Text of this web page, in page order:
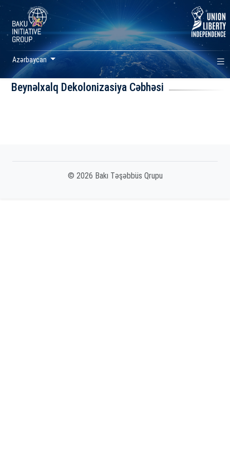
Azərbaycan
Beynəlxalq Dekolonizasiya Cəbhəsi
© 2026 Bakı Təşəbbüs Qrupu